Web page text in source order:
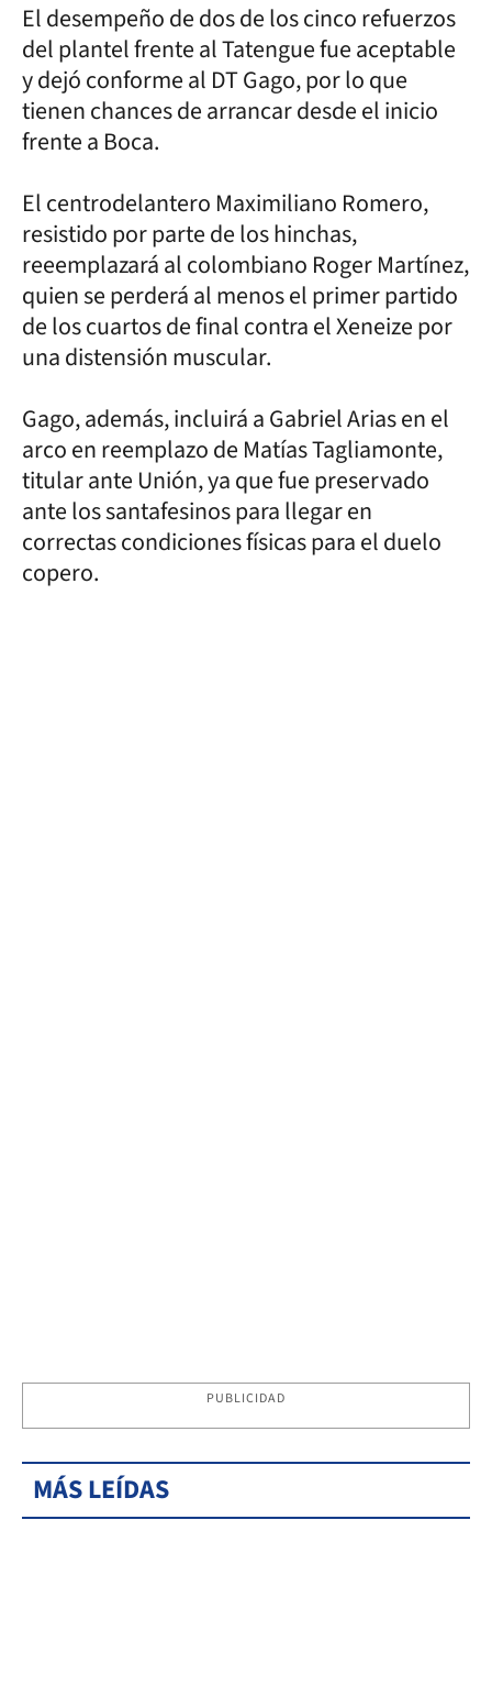
El desempeño de dos de los cinco refuerzos
del plantel frente al Tatengue fue aceptable
y dejó conforme al DT Gago, por lo que
tienen chances de arrancar desde el inicio
frente a Boca.
El centrodelantero Maximiliano Romero,
resistido por parte de los hinchas,
reeemplazará al colombiano Roger Martínez,
quien se perderá al menos el primer partido
de los cuartos de final contra el Xeneize por
una distensión muscular.
Gago, además, incluirá a Gabriel Arias en el
arco en reemplazo de Matías Tagliamonte,
titular ante Unión, ya que fue preservado
ante los santafesinos para llegar en
correctas condiciones físicas para el duelo
copero.
PUBLICIDAD
MÁS LEÍDAS